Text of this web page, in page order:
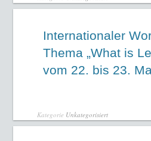
Internationaler
Thema „What is
vom 22. bis 23.
Kategorie Unkategorisiert